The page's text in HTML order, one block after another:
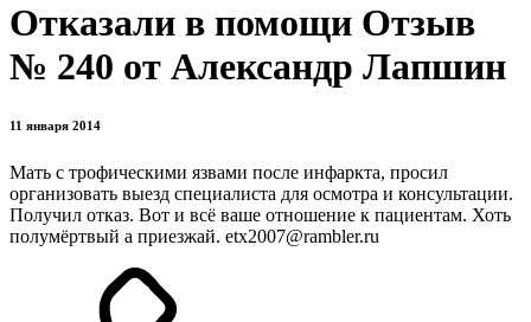
Отказали в помощи Отзыв
№ 240 от Александр Лапшин
11 января 2014
Мать с трофическими язвами после инфаркта, просил
организовать выезд специалиста для осмотра и консультации.
Получил отказ. Вот и всё ваше отношение к пациентам. Хоть
полумёртвый а приезжай. etx2007@rambler.ru